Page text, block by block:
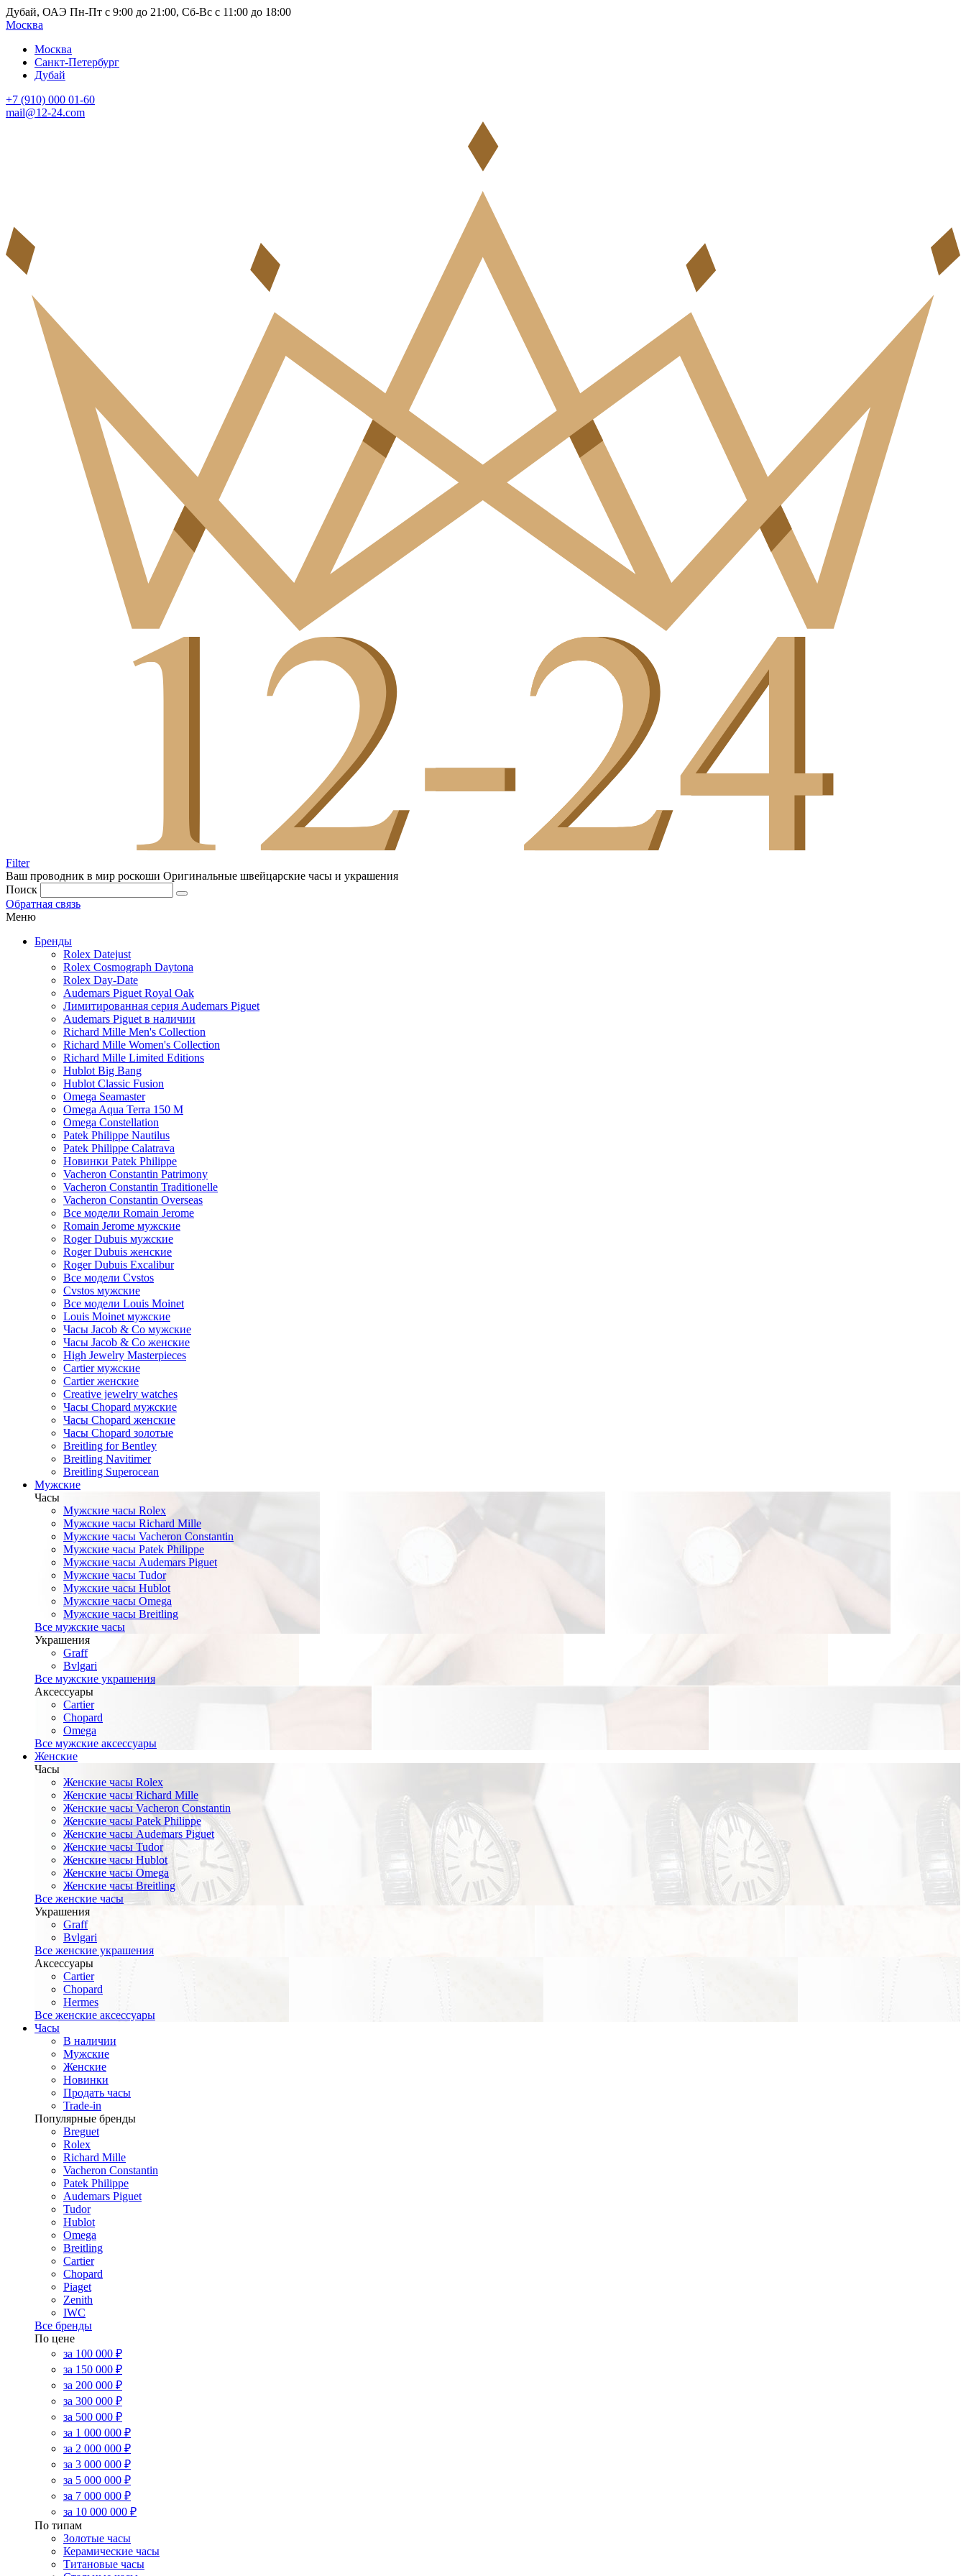
Дубай, ОАЭ Пн-Пт с 9:00 до 21:00, Сб-Вс с 11:00 до 18:00
Москва
Москва
Санкт-Петербург
Дубай
+7 (910) 000 01-60
mail@12-24.com
Filter
Ваш проводник в мир роскоши Оригинальные швейцарские часы и украшения
Поиск
Обратная связь
Меню
Бренды
Rolex Datejust
Rolex Cosmograph Daytona
Rolex Day-Date
Audemars Piguet Royal Oak
Лимитированная серия Audemars Piguet
Audemars Piguet в наличии
Richard Mille Men's Collection
Richard Mille Women's Collection
Richard Mille Limited Editions
Hublot Big Bang
Hublot Classic Fusion
Omega Seamaster
Omega Aqua Terra 150 M
Omega Constellation
Patek Philippe Nautilus
Patek Philippe Calatrava
Новинки Patek Philippe
Vacheron Constantin Patrimony
Vacheron Constantin Traditionelle
Vacheron Constantin Overseas
Все модели Romain Jerome
Romain Jerome мужские
Roger Dubuis мужские
Roger Dubuis женские
Roger Dubuis Excalibur
Все модели Cvstos
Cvstos мужские
Все модели Louis Moinet
Louis Moinet мужские
Часы Jacob & Co мужские
Часы Jacob & Co женские
High Jewelry Masterpieces
Cartier мужские
Cartier женские
Creative jewelry watches
Часы Chopard мужские
Часы Сhopard женские
Часы Сhopard золотые
Breitling for Bentley
Breitling Navitimer
Breitling Superocean
Мужские
Часы
Мужские часы Rolex
Мужские часы Richard Mille
Мужские часы Vacheron Constantin
Мужские часы Patek Philippe
Мужские часы Audemars Piguet
Мужские часы Tudor
Мужские часы Hublot
Мужские часы Omega
Мужские часы Breitling
Все мужские часы
Украшения
Graff
Bvlgari
Все мужские украшения
Аксессуары
Cartier
Chopard
Omega
Все мужские аксессуары
Женские
Часы
Женские часы Rolex
Женские часы Richard Mille
Женские часы Vacheron Constantin
Женские часы Patek Philippe
Женские часы Audemars Piguet
Женские часы Tudor
Женские часы Hublot
Женские часы Omega
Женские часы Breitling
Все женские часы
Украшения
Graff
Bvlgari
Все женские украшения
Аксессуары
Cartier
Chopard
Hermes
Все женские аксессуары
Часы
В наличии
Мужские
Женские
Новинки
Продать часы
Trade-in
Популярные бренды
Breguet
Rolex
Richard Mille
Vacheron Constantin
Patek Philippe
Audemars Piguet
Tudor
Hublot
Omega
Breitling
Cartier
Chopard
Piaget
Zenith
IWC
Все бренды
По цене
за 100 000 ₽
за 150 000 ₽
за 200 000 ₽
за 300 000 ₽
за 500 000 ₽
за 1 000 000 ₽
за 2 000 000 ₽
за 3 000 000 ₽
за 5 000 000 ₽
за 7 000 000 ₽
за 10 000 000 ₽
По типам
Золотые часы
Керамические часы
Титановые часы